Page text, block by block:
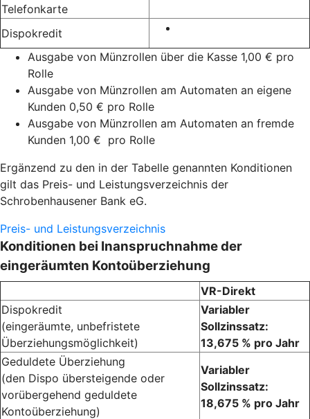
Telefonkarte
Dispokredit
Ausgabe von Münzrollen über die Kasse 1,00 € pro
Rolle
Ausgabe von Münzrollen am Automaten an eigene
Kunden 0,50 € pro Rolle
Ausgabe von Münzrollen am Automaten an fremde
Kunden 1,00 € pro Rolle
Ergänzend zu den in der Tabelle genannten Konditionen
gilt das Preis- und Leistungsverzeichnis der
Schrobenhausener Bank eG.
Preis- und Leistungsverzeichnis
Konditionen bei Inanspruchnahme der
eingeräumten Kontoüberziehung
VR-Direkt
Dispokredit
(eingeräumte, unbefristete
Überziehungsmöglichkeit)
Variabler
Sollzinssatz:
13,675 % pro Jahr
Geduldete Überziehung
(den Dispo übersteigende oder
vorübergehend geduldete
Kontoüberziehung)
Variabler
Sollzinssatz:
18,675 % pro Jahr